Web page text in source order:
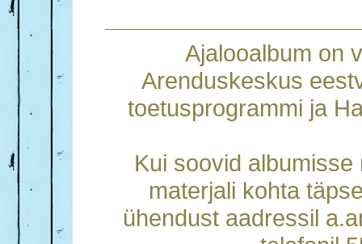
Ajalooalbum on
Arenduskeskus
toetusprogrammi ja
Kui soovid
materjali kohta
ühendust aadressil